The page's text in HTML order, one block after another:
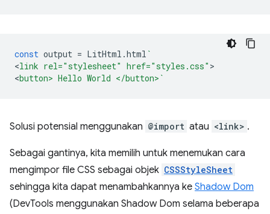
const output = LitHtml .html `
<link rel="stylesheet" href="styles.css" >
<button> Hello World </button>`
Solusi potensial menggunakan @import atau <link> .
Sebagai gantinya, kita memilih untuk menemukan cara
mengimpor file CSS sebagai objek CSSStyleSheet
sehingga kita dapat menambahkannya ke Shadow Dom
(DevTools menggunakan Shadow Dom selama beberapa